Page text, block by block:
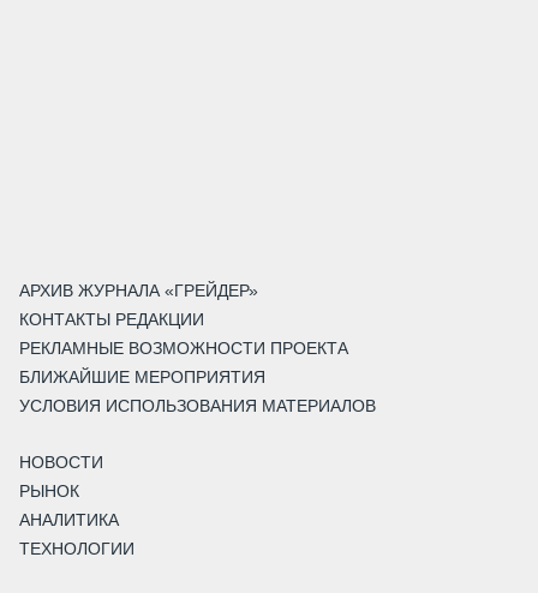
АРХИВ ЖУРНАЛА «ГРЕЙДЕР»
КОНТАКТЫ РЕДАКЦИИ
РЕКЛАМНЫЕ ВОЗМОЖНОСТИ ПРОЕКТА
БЛИЖАЙШИЕ МЕРОПРИЯТИЯ
УСЛОВИЯ ИСПОЛЬЗОВАНИЯ МАТЕРИАЛОВ
НОВОСТИ
РЫНОК
АНАЛИТИКА
ТЕХНОЛОГИИ